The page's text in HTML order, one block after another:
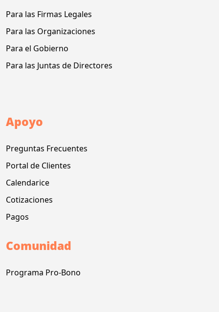
Para las Firmas Legales
Para las Organizaciones
Para el Gobierno
Para las Juntas de Directores
Apoyo
Preguntas Frecuentes
Portal de Clientes
Calendarice
Cotizaciones
Pagos
Comunidad
Programa Pro-Bono